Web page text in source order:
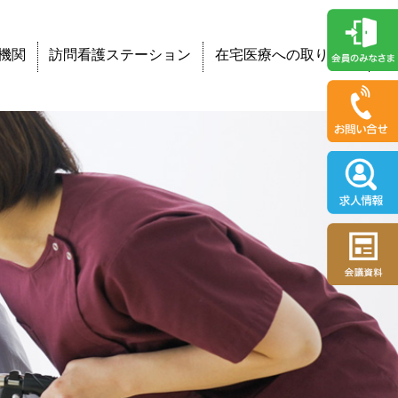
関 訪問看護ステーション 在宅医療への取り組み